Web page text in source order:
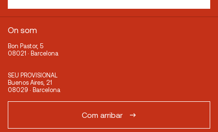
On som
Bon Pastor, 5
08021 · Barcelona
SEU PROVISIONAL
Buenos Aires, 21
08029 · Barcelona
Com arribar